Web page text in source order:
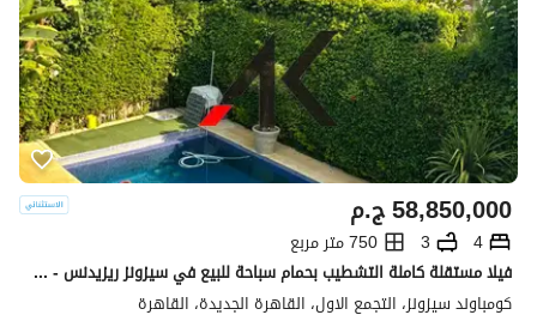
ج.م58,850,000
4
3
750 متر مربع
فيلا مستقلة كاملة التشطيب بحمام سباحة للبيع في سيزونز ريزيدنس - القاهرة الجديدة
كومباوند سيزونز، التجمع الاول، القاهرة الجديدة، القاهرة